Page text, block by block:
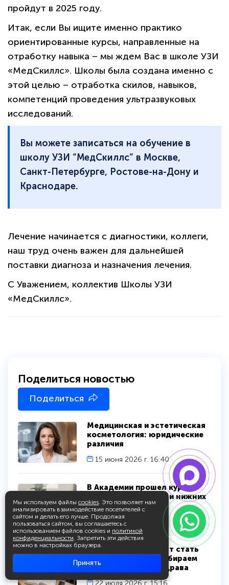
Мы используем файлы cookies. Это позволяет нам
анализировать взаимодействие посетителей с
сайтом и делать его лучше. Продолжая
пользоваться сайтом, вы соглашаетесь с
использованием файлов cookies и политикой
конфиденциальности. Запретить эти действия
можно в настройках браузера.
Принять
пройдут в 2025 году.
Итак, если Вы ищите именно практико
ориентированные курсы, направленные на
отработку навыка – мы ждем Вас в школе УЗИ
«МедСкиллс». Школы была создана именно с
этой целью – отработка скилов, навыков,
компетенций проведения ультразвуковых
исследований.
Вы можете записаться на обучение в
школу УЗИ “МедСкиллс” в Москве,
Санкт-Петербурге, Ростове-на-Дону и
Краснодаре.
Лечение начинается с диагностики, коллеги,
наш труд очень важен для дальнейшей
поставки диагноза и назначения лечения.
С Уважением, коллектив Школы УЗИ
«МедСкиллс».
Может ли фармацевт стать
нутрициологом: разбираем
новый приказ Минздрава
22 июля 2026 г. 15:16
В Академии прошел курс по
УЗИ нервов верхних и нижних
конечностей
16 июля 2026 г. 15:31
Медицинская и эстетическая
косметология: юридические
различия
15 июня 2026 г. 16:40
Поделиться новостью
Поделиться